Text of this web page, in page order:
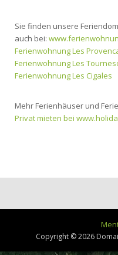
Sie finden unsere
auch bei:
Ferienwohnung Les
Ferienwohnung Les
Ferienwohnung Les Cigales
Mehr Ferienhäuser und
Privat mieten bei
Copyright © 2026